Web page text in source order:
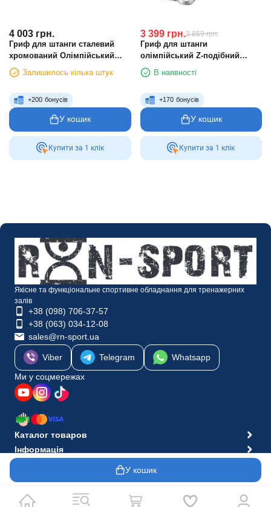
У кошик
4 003 грн.
Гриф для штанги сталевий
хромований Олімпійський
професійний прямий із
замками TA-2724 довжина 1,8м
Залишилось кілька штук
+200 бонусів
У кошик
Купити за 1 клiк
3 399 грн.3 859 грн.
Гриф для штанги
олімпійський Z-подібний
Cornix 120 см 50 мм XR-0422
В наявності
+170 бонусів
У кошик
Купити за 1 клiк
Якісне та функціональне спортивне обладнання для тренажерних
залів
+38 (098) 706-37-57
+38 (063) 034-12-08
sales@rn-sport.ua
Viber Telegram
Whatsapp
Ми у соцмережах
Каталог товаров
Інформація